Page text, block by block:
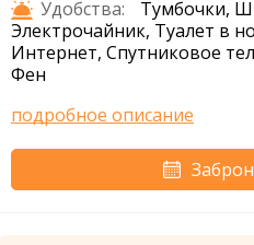
Удобства:
Тумбочки,
Электрочайник, Туалет в
Интернет, Спутниковое
Фен
подробное описание